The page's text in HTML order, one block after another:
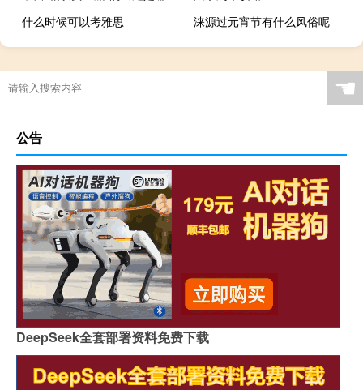
什么时候可以考雅思
涞源过元宵节有什么风俗呢
☚
公告
DeepSeek全套部署资料免费下载